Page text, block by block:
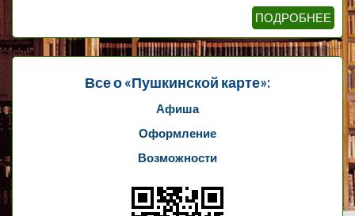
ПОДРОБНЕЕ
Все о «Пушкинской карте»:
Афиша
Оформление
Возможности